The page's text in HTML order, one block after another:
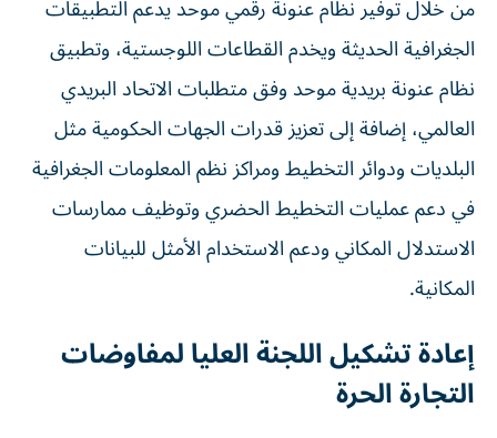
من خلال توفير نظام عنونة رقمي موحد يدعم التطبيقات
الجغرافية الحديثة ويخدم القطاعات اللوجستية، وتطبيق
نظام عنونة بريدية موحد وفق متطلبات الاتحاد البريدي
العالمي، إضافة إلى تعزيز قدرات الجهات الحكومية مثل
البلديات ودوائر التخطيط ومراكز نظم المعلومات الجغرافية
في دعم عمليات التخطيط الحضري وتوظيف ممارسات
الاستدلال المكاني ودعم الاستخدام الأمثل للبيانات
المكانية.
إعادة تشكيل اللجنة العليا لمفاوضات
التجارة الحرة